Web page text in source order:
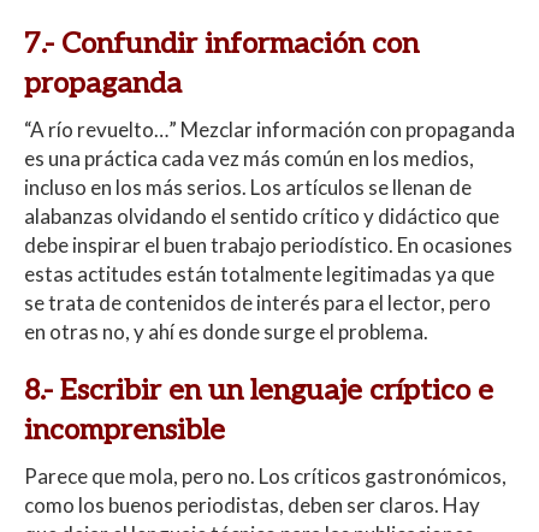
7.- Confundir información con
propaganda
“A río revuelto…” Mezclar información con propaganda
es una práctica cada vez más común en los medios,
incluso en los más serios. Los artículos se llenan de
alabanzas olvidando el sentido crítico y didáctico que
debe inspirar el buen trabajo periodístico. En ocasiones
estas actitudes están totalmente legitimadas ya que
se trata de contenidos de interés para el lector, pero
en otras no, y ahí es donde surge el problema.
8.- Escribir en un lenguaje críptico e
incomprensible
Parece que mola, pero no. Los críticos gastronómicos,
como los buenos periodistas, deben ser claros. Hay